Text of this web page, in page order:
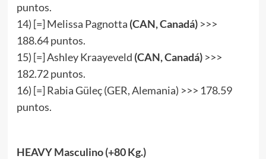
puntos.
14) [=] Melissa Pagnotta (CAN, Canadá)>>>
188.64 puntos.
15) [=] Ashley Kraayeveld (CAN, Canadá)>>>
182.72 puntos.
16) [=] Rabia Güleç (GER, Alemania) >>> 178.59
puntos.
HEAVYMasculino (+80 Kg.)